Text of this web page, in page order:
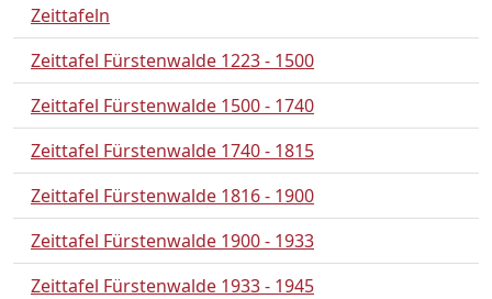
Zeittafeln
Zeittafel Fürstenwalde 1223 - 1500
Zeittafel Fürstenwalde 1500 - 1740
Zeittafel Fürstenwalde 1740 - 1815
Zeittafel Fürstenwalde 1816 - 1900
Zeittafel Fürstenwalde 1900 - 1933
Zeittafel Fürstenwalde 1933 - 1945